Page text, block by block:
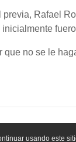
usando este
Rafael
no se le